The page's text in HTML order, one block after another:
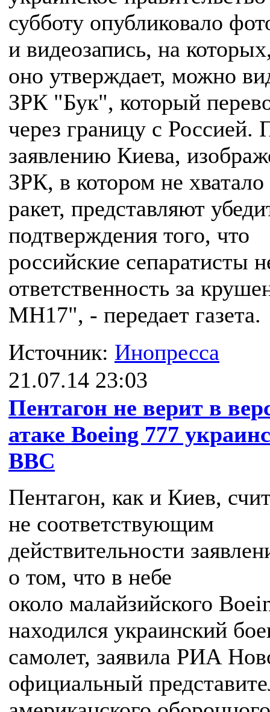
субботу опубликовало
и видеозапись, на
оно утверждает, можно
ЗРК "Бук", который
через границу с Россией.
заявлению Киева,
ЗРК, в котором не хватало
ракет, представляют
подтверждения того, что
российские сепаратисты
ответственность за
MH17", - передает газета.
Источник: Инопресса
21.07.14 23:03
Пентагон не верит в
атаке Boeing 777
ВВС
Пентагон, как и Киев,
не соответствующим
действительности
о том, что в небе
около малайзийского
находился украинский
самолет, заявила РИА
официальный